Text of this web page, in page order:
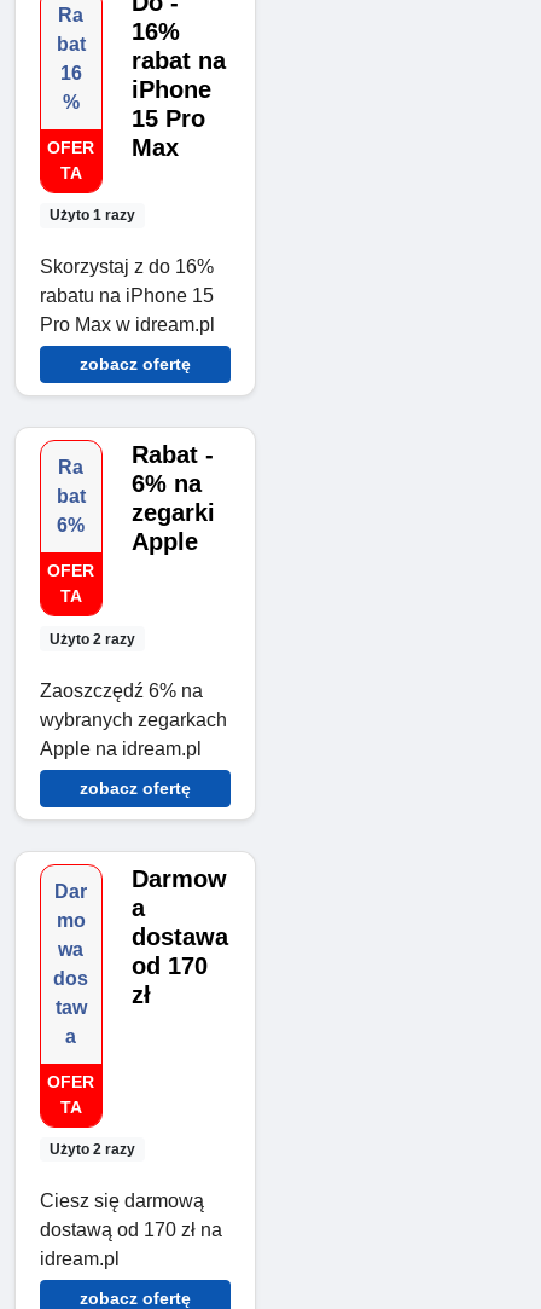
Ra
bat
16
%
OFER
TA
Użyto 1 razy
16%
rabat na
iPhone
15 Pro
Max
Skorzystaj z do 16%
rabatu na iPhone 15
Pro Max w idream.pl
zobacz ofertę
Ra
bat
6%
OFER
TA
Użyto 2 razy
Rabat -
6% na
zegarki
Apple
Zaoszczędź 6% na
wybranych zegarkach
Apple na idream.pl
zobacz ofertę
Dar
mo
wa
dos
taw
a
OFER
TA
Użyto 2 razy
Darmow
a
dostawa
od 170
zł
Ciesz się darmową
dostawą od 170 zł na
idream.pl
zobacz ofertę